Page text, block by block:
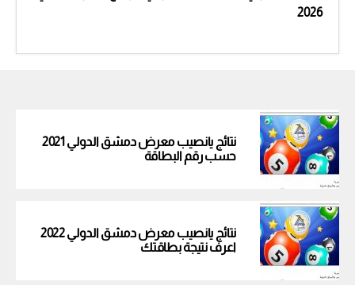
2026
نتائج يانصيب معرض دمشق الدولي 2021
حسب رقم البطاقة
نتائج يانصيب معرض دمشق الدولي 2022
اعرف نتيجة بطاقتك